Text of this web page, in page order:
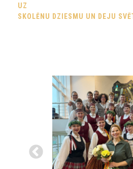
UZ
SKOLĒNU DZIESMU UN DEJU